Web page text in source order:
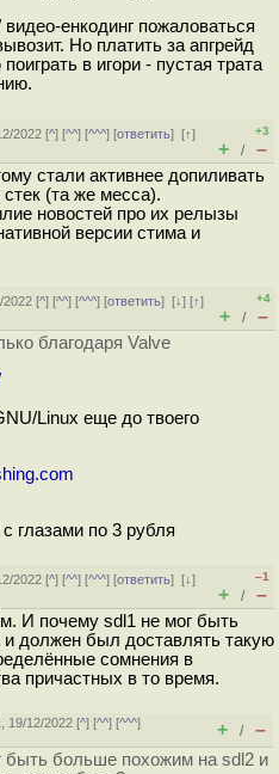
енкодинг пожаловаться
Но платить за апгрейд
в игори - пустая трата
2022 [^] [^^] [^^^] [ответить][↑]
+3
+ / –
стали активнее допиливать
(та же месса).
новостей про их релызы
версии стима и
2022 [^] [^^] [^^^] [ответить][↓] [↑]
+4
+ / –
благодаря Valve
Linux еще до твоего
глазами по 3 рубля
2022 [^] [^^] [^^^] [ответить][↓]
–1
+ / –
И почему sdl1 не мог быть
должен был доставлять такую
сомнения в
причастных в то время.
19/12/2022 [^] [^^] [^^^]
+ / –
быть больше похожим на sdl2 и